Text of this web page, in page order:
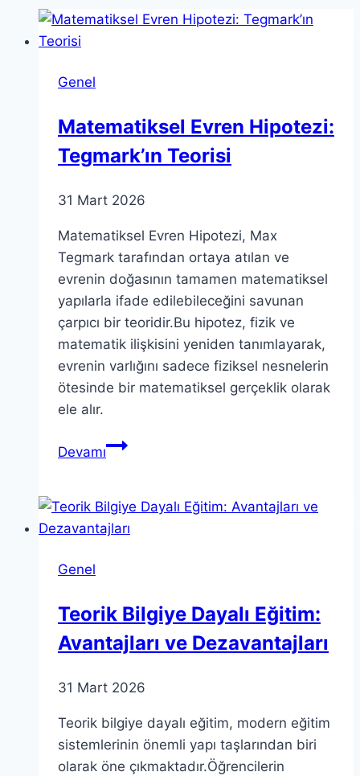
Genel
Matematiksel Evren Hipotezi:
Tegmark’ın Teorisi
31 Mart 2026
Matematiksel Evren Hipotezi, Max
Tegmark tarafından ortaya atılan ve
evrenin doğasının tamamen matematiksel
yapılarla ifade edilebileceğini savunan
çarpıcı bir teoridir.Bu hipotez, fizik ve
matematik ilişkisini yeniden tanımlayarak,
evrenin varlığını sadece fiziksel nesnelerin
ötesinde bir matematiksel gerçeklik olarak
ele alır.
DevamıMatematiksel
Tegmark’ın
Teorisi
Genel
Teorik Bilgiye Dayalı Eğitim:
Avantajları ve Dezavantajları
31 Mart 2026
Teorik bilgiye dayalı eğitim, modern eğitim
sistemlerinin önemli yapı taşlarından biri
olarak öne çıkmaktadır.Öğrencilerin